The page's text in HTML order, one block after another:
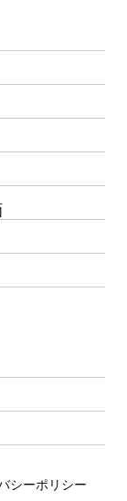
シーポリシー